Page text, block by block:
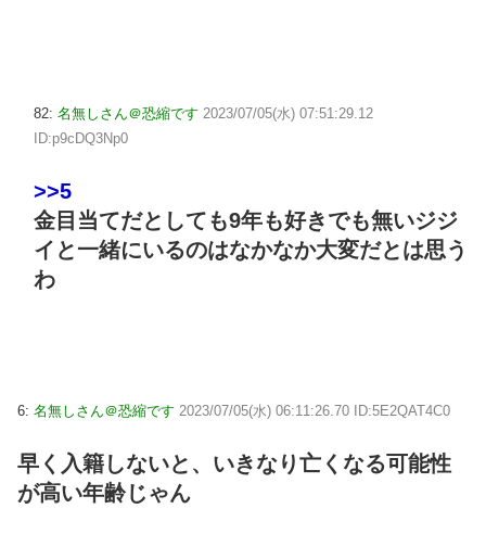
82: 名無しさん＠恐縮です 2023/07/05(水) 07:51:29.12
ID:p9cDQ3Np0
>>5
金目当てだとしても9年も好きでも無いジジ
イと一緒にいるのはなかなか大変だとは思う
わ
6: 名無しさん＠恐縮です 2023/07/05(水) 06:11:26.70 ID:5E2QAT4C0
早く入籍しないと、いきなり亡くなる可能性
が高い年齢じゃん